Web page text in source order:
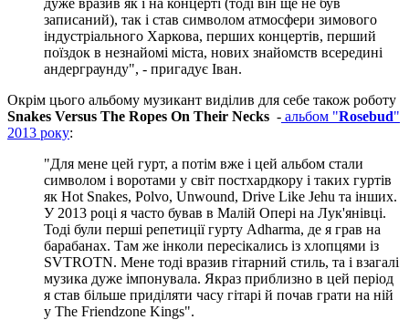
записаний), так і став символом атмосфери зимового
індустріального Харкова, перших концертів, перший
поїздок в незнайомі міста, нових знайомств всередині
андерграунду", - пригадує Іван.
Окрім цього альбому музикант виділив для себе також роботу
Snakes Versus The Ropes On Their Necks - альбом "Rosebud"
2013 року:
"Для мене цей гурт, а потім вже і цей альбом стали
символом і воротами у світ постхардкору і таких гуртів
як Hot Snakes, Polvo, Unwound, Drive Like Jehu та інших.
У 2013 році я часто бував в Малій Опері на Лук'янівці.
Тоді були перші репетиції гурту Adharma, де я грав на
барабанах. Там же інколи пересікались із хлопцями із
SVTROTN. Мене тоді вразив гітарний стиль, та і взагалі
музика дуже імпонувала. Якраз приблизно в цей період
я став більше приділяти часу гітарі й почав грати на ній
у The Friendzone Kings".